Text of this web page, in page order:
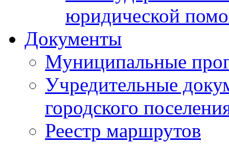
юридической
Документы
Муниципальные
Учредительные
городского
Реестр маршрутов